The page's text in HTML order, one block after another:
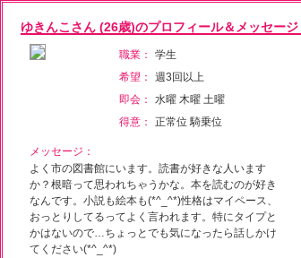
ゆきんこさん (26歳)のプロフィール＆メッセージ
職業：
学生
希望：
週3回以上
即会：
水曜 木曜 土曜
得意：
正常位 騎乗位
メッセージ：
よく市の図書館にいます。読書が好きな人います
か？根暗って思われちゃうかな。本を読むのが好き
なんです。小説も絵本も(*^_^*)性格はマイペース、
おっとりしてるってよく言われます。特にタイプと
かはないので…ちょっとでも気になったら話しかけ
てください(*^_^*)